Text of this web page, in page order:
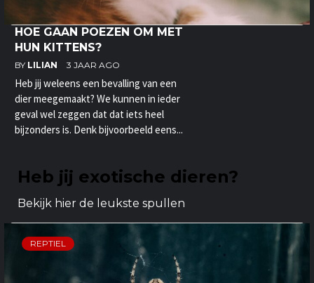
HOE GAAN POEZEN OM MET
HUN KITTENS?
BY LILIAN 3 JAAR AGO
Heb jij weleens een bevalling van een
dier meegemaakt? We kunnen in ieder
geval wel zeggen dat dat iets heel
bijzonders is. Denk bijvoorbeeld eens...
Heb jij exotische dieren?
Bekijk hier de leukste spullen
REPTIEL